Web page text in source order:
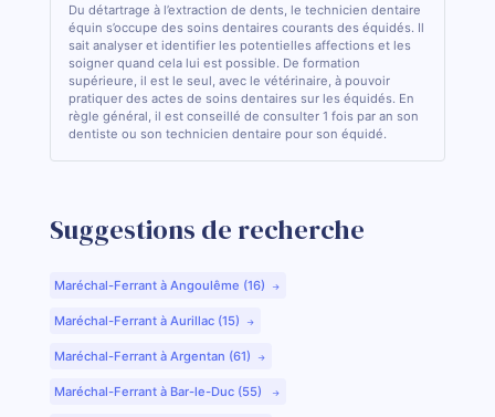
Du détartrage à l’extraction de dents, le technicien dentaire
équin s’occupe des soins dentaires courants des équidés. Il
sait analyser et identifier les potentielles affections et les
soigner quand cela lui est possible. De formation
supérieure, il est le seul, avec le vétérinaire, à pouvoir
pratiquer des actes de soins dentaires sur les équidés. En
règle général, il est conseillé de consulter 1 fois par an son
dentiste ou son technicien dentaire pour son équidé.
Suggestions de recherche
Maréchal-Ferrant à Angoulême (16)
Maréchal-Ferrant à Aurillac (15)
Maréchal-Ferrant à Argentan (61)
Maréchal-Ferrant à Bar-le-Duc (55)